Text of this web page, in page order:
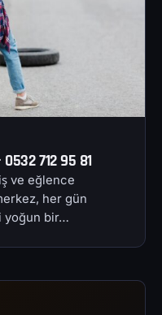
712 95 81
ve eğlence
her gün
yoğun bir…